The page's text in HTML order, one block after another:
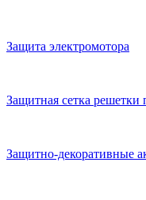
Защита электромотора
Защитная сетка решетки
Защитно-декоративные